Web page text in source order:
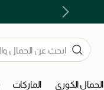
الجمال الكوري الماركات